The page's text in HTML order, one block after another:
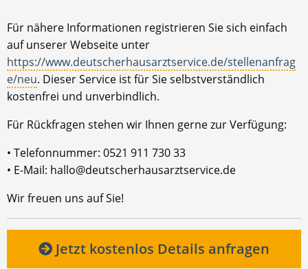
Für nähere Informationen registrieren Sie sich einfach
auf unserer Webseite unter
https://www.deutscherhausarztservice.de/stellenanfrag
e/neu. Dieser Service ist für Sie selbstverständlich
kostenfrei und unverbindlich.
Für Rückfragen stehen wir Ihnen gerne zur Verfügung:
• Telefonnummer: 0521 911 730 33
• E-Mail: hallo@deutscherhausarztservice.de
Wir freuen uns auf Sie!
Jetzt kostenlos Details anfragen